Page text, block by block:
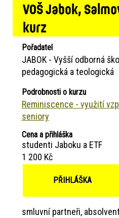
VOŠ Jabok,
kurz
Pořadatel
JABOK - Vyšší odborná
pedagogická a teologická
Podrobnosti o kurzu
Reminiscence - využití
seniory
Cena a přihláška
studenti Jaboku a ETF
1 200 Kč
PŘIHLÁŠKA
smluvní partneři,